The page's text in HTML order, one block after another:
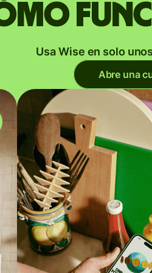
Usa Wise en solo
Abre una